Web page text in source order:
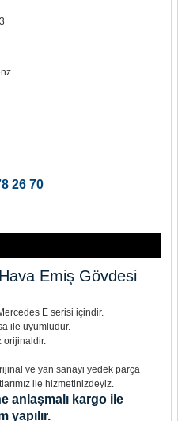
26 70
Emiş Gövdesi
E serisi içindir.
ile uyumludur.
orijinaldir.
ve yan sanayi yedek parça
ile hizmetinizdeyiz.
anlaşmalı kargo ile
yapılır.